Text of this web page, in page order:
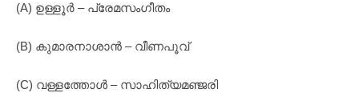
(A) ഉള്ളൂർ – പ്രേമസംഗീതം
(B) കുമാരനാശാൻ – വീണപൂവ്
(C) വള്ളത്തോൾ – സാഹിത്യമഞ്ജരി